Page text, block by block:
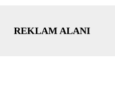
REKLAM ALANI